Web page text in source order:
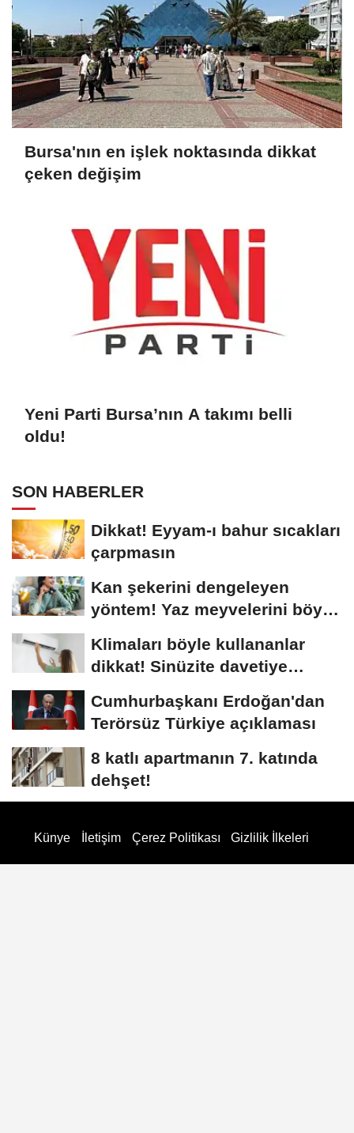
Bursa'nın en işlek noktasında dikkat
çeken değişim
Yeni Parti Bursa’nın A takımı belli
oldu!
SON HABERLER
Dikkat! Eyyam-ı bahur sıcakları
çarpmasın
Kan şekerini dengeleyen
yöntem! Yaz meyvelerini böyle
Klimaları böyle kullananlar
dikkat! Sinüzite davetiye
Cumhurbaşkanı Erdoğan'dan
Terörsüz Türkiye açıklaması
8 katlı apartmanın 7. katında
dehşet!
Künye İletişim Çerez Politikası Gizlilik İlkeleri